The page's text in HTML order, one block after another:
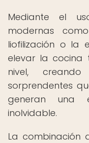
Mediante el
modernas
liofilización o la
elevar la cocina
nivel,
sorprendentes
generan una
inolvidable.
La combinación